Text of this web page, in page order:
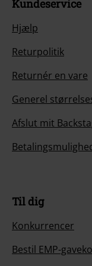
Kundeservice
Hjælp
Returpolitik
Returnér en vare
Generel
Afslut mit
Til dig
Konkurrencer
Bestil EMP-